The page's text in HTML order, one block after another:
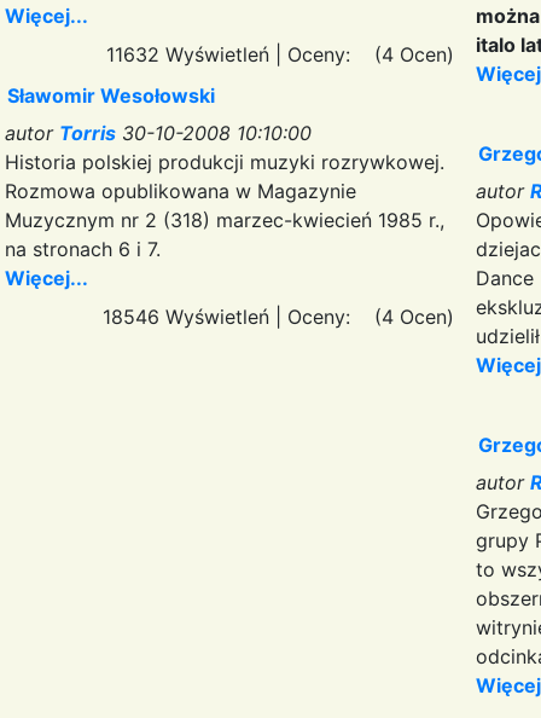
Więcej...
11632 Wyświetleń
Oceny:
(4 Ocen)
Sławomir Wesołowski
autor Torris 30-10-2008 10:10:00
Historia polskiej produkcji muzyki rozrywkowej.
Rozmowa opublikowana w Magazynie
Muzycznym nr 2 (318) marzec-kwiecień 1985 r.,
na stronach 6 i 7.
Więcej...
18546 Wyświetleń
Oceny: (4 Ocen)
italo
autor
autor
grupy
to